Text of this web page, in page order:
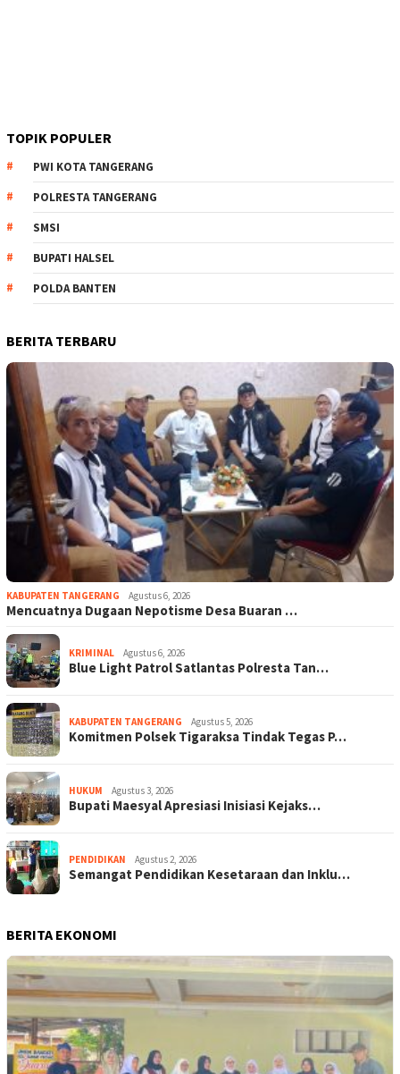
TOPIK POPULER
PWI KOTA TANGERANG
POLRESTA TANGERANG
SMSI
BUPATI HALSEL
POLDA BANTEN
BERITA TERBARU
KABUPATEN TANGERANG Agustus 6, 2026
Mencuatnya Dugaan Nepotisme Desa Buaran …
KRIMINAL Agustus 6, 2026
Blue Light Patrol Satlantas Polresta Tan…
KABUPATEN TANGERANG Agustus 5, 2026
Komitmen Polsek Tigaraksa Tindak Tegas P…
HUKUM Agustus 3, 2026
Bupati Maesyal Apresiasi Inisiasi Kejaks…
PENDIDIKAN Agustus 2, 2026
Semangat Pendidikan Kesetaraan dan Inklu…
BERITA EKONOMI